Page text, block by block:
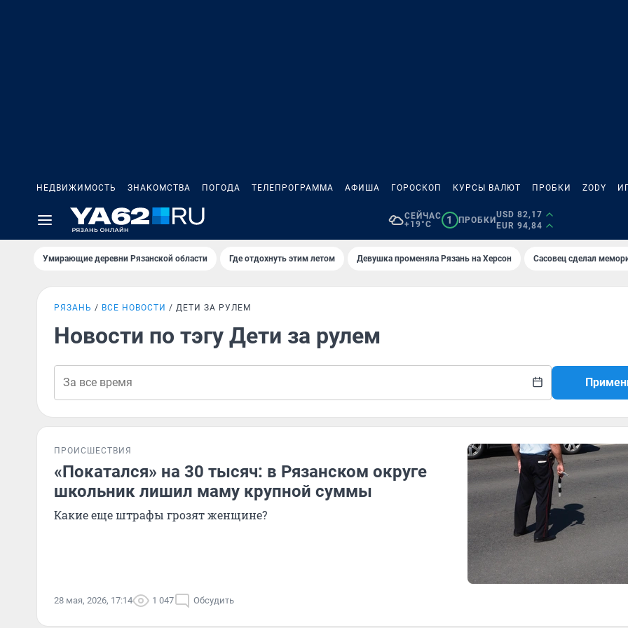
НЕДВИЖИМОСТЬ ЗНАКОМСТВА ПОГОДА ТЕЛЕПРОГРАММА АФИША ГОРОСКОП КУРСЫ ВАЛЮТ ПРОБКИ ZODY
СЕЙЧАС
+19°C
1 ПРОБКИ
USD 82,17
EUR 94,84
Умирающие деревни Рязанской области Где отдохнуть этим летом Девушка променяла Рязань на Херсон Сасовец сделал
РЯЗАНЬ ВСЕ НОВОСТИ ДЕТИ ЗА РУЛЕМ
Новости по тэгу Дети за рулем
ПРОИСШЕСТВИЯ
«Покатался» на 30 тысяч: в Рязанском округе
школьник лишил маму крупной суммы
Какие еще штрафы грозят женщине?
28 мая, 2026, 17:14 1 047 Обсудить